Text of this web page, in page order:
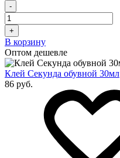
-
+
В корзину
Оптом дешевле
Клей Секунда обувной 30мл
86 руб.